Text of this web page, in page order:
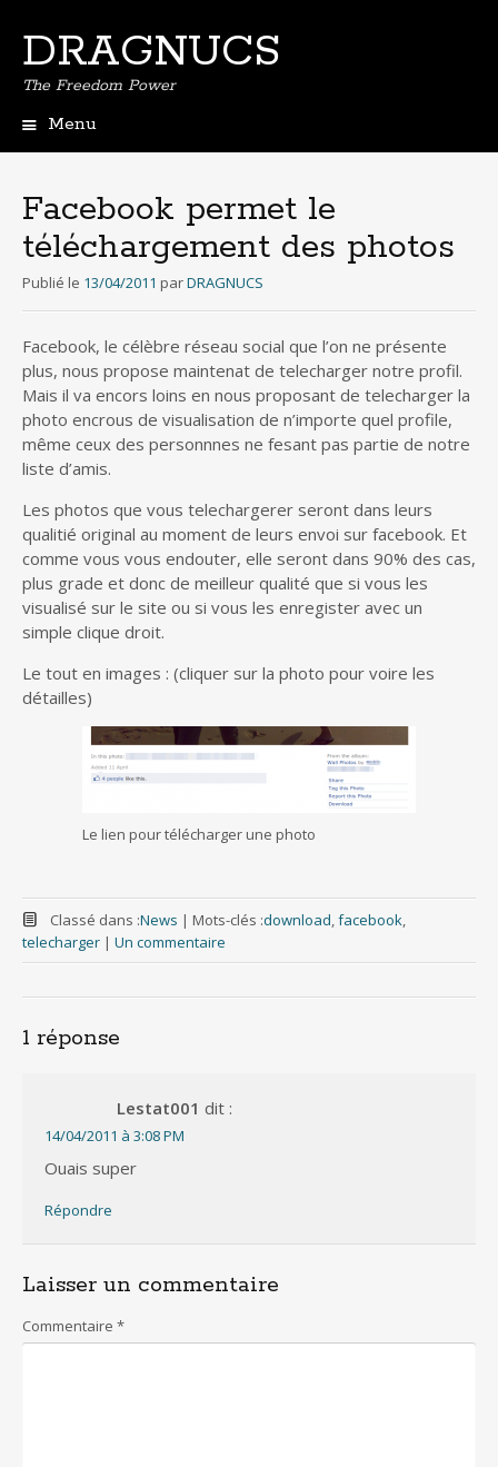
DRAGNUCS
The Freedom Power
Menu
principal
Facebook permet le
téléchargement des photos
Publié le 13/04/2011 parDRAGNUCS
Facebook, le célèbre réseau social que l’on ne présente
plus, nous propose maintenat de telecharger notre profil.
Mais il va encors loins en nous proposant de telecharger la
photo encrous de visualisation de n’importe quel profile,
même ceux des personnnes ne fesant pas partie de notre
liste d’amis.
Les photos que vous telechargerer seront dans leurs
qualitié original au moment de leurs envoi sur facebook. Et
comme vous vous endouter, elle seront dans 90% des cas,
plus grade et donc de meilleur qualité que si vous les
visualisé sur le site ou si vous les enregister avec un
simple clique droit.
Le tout en images : (cliquer sur la photo pour voire les
détailles)
Le lien pour télécharger une photo
Classé dans :News | Mots-clés :download,facebook,
telecharger | Un commentaire
1 réponse
Lestat001 dit :
14/04/2011 à 3:08 PM
Ouais super
Répondre
Laisser un commentaire
Commentaire *